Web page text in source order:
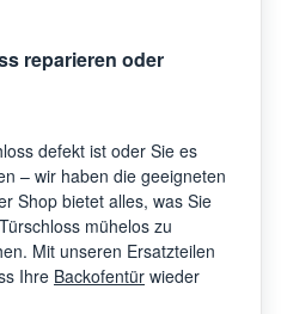
reparieren oder
defekt ist oder Sie es
– wir haben die geeigneten
Shop bietet alles, was Sie
mühelos zu
Mit unseren Ersatzteilen
Ihre Backofentür wieder